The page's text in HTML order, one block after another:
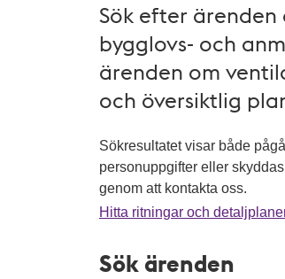
Sök efter
bygglovs- och
ärenden om
och översiktlig
Sökresultatet visar både
personuppgifter eller
genom att kontakta oss.
Hitta ritningar och
Sök ärenden